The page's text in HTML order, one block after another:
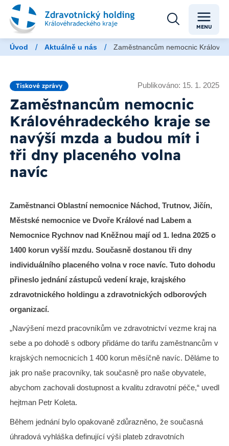
MENU
Úvod / Aktuálně u nás / Zaměstnancům nemocnic
Tiskové zprávy Publikováno: 15. 1. 2025
Zaměstnancům nemocnic
Královéhradeckého kraje se
navýší mzda a budou mít i
tři dny placeného volna
navíc
Zaměstnanci Oblastní nemocnice Náchod, Trutnov, Jičín,
Městské nemocnice ve Dvoře Králové nad Labem a
Nemocnice Rychnov nad Kněžnou mají od 1. ledna 2025 o
1400 korun vyšší mzdu. Současně dostanou tři dny
individuálního placeného volna v roce navíc. Tuto dohodu
přineslo jednání zástupců vedení kraje, krajského
zdravotnického holdingu a zdravotnických odborových
organizací.
„Navýšení mezd pracovníkům ve zdravotnictví vezme kraj na
sebe a po dohodě s odbory přidáme do tarifu zaměstnancům v
krajských nemocnicích 1 400 korun měsíčně navíc. Děláme to
jak pro naše pracovníky, tak současně pro naše obyvatele,
abychom zachovali dostupnost a kvalitu zdravotní péče,“ uvedl
hejtman Petr Koleta.
Během jednání bylo opakovaně zdůrazněno, že současná
úhradová vyhláška definující výši plateb zdravotních